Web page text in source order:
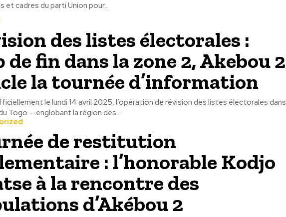
et cadres du parti Union pour...
des listes électorales :
de fin dans la zone 2, Akebou 2
la tournée d’information
le lundi 14 avril 2025, l’opération de révision des listes électorales dans
Togo — englobant la région des...
de restitution
: l’honorable Kodjo
à la rencontre des
d’Akébou 2